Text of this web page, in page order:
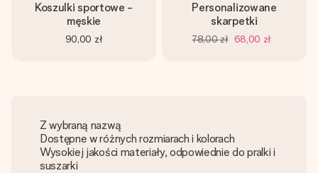
Koszulki sportowe -
męskie
90,00 zł
Personalizowane
skarpetki
78,00 zł 68,00 zł
Z wybraną nazwą
Dostępne w różnych rozmiarach i kolorach
Wysokiej jakości materiały, odpowiednie do pralki i
suszarki